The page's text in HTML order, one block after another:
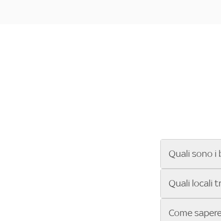
Quali sono i
Se cerchi un
ENILIVE, la
Sky Bar ti
Quali locali
Vuoi sapere
Come